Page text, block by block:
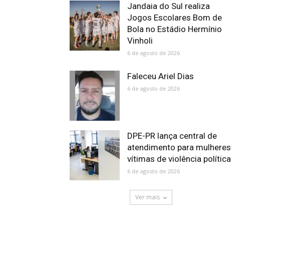
Jandaia do Sul realiza
Jogos Escolares Bom de
Bola no Estádio Hermínio
Vinholi
6 de agosto de 2026
Faleceu Ariel Dias
6 de agosto de 2026
DPE-PR lança central de
atendimento para mulheres
vítimas de violência política
6 de agosto de 2026
Ver mais